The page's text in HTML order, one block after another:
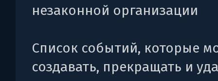
незаконной организации
Список событий, которые
создавать, прекращать и